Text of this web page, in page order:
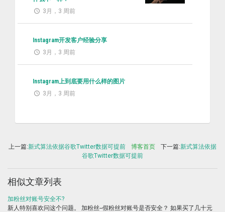
3月，3 周前
Instagram开发客户经验分享
3月，3 周前
Instagram上到底要用什么样的图片
3月，3 周前
上一篇:新式算法依据谷歌Twitter数据可提前 博客首页 下一篇:新式算法依据
谷歌Twitter数据可提前
相似文章列表
加粉丝对账号安全不?
新人特别喜欢问这个问题。 加粉丝--假粉丝对账号是否安全？ 如果买了几十元